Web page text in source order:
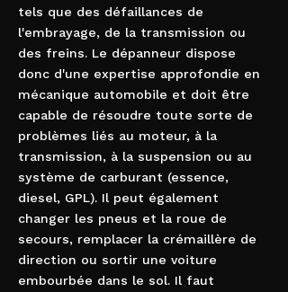
tels que des défaillances de
l'embrayage, de la transmission ou
des freins. Le dépanneur dispose
donc d'une expertise approfondie en
mécanique automobile et doit être
capable de résoudre toute sorte de
problèmes liés au moteur, à la
transmission, à la suspension ou au
système de carburant (essence,
diesel, GPL). Il peut également
changer les pneus et la roue de
secours, remplacer la crémaillère de
direction ou sortir une voiture
embourbée dans le sol. Il faut